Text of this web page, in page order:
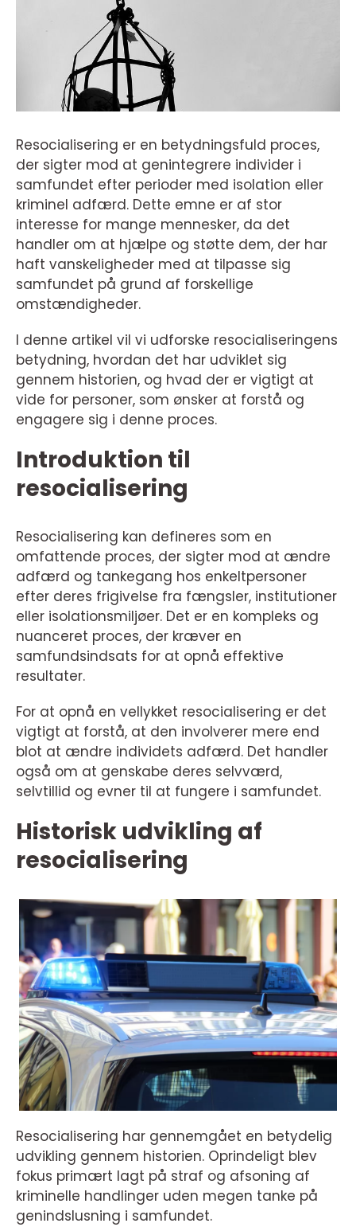
Resocialisering er en betydningsfuld proces,
der sigter mod at genintegrere individer i
samfundet efter perioder med isolation eller
kriminel adfærd. Dette emne er af stor
interesse for mange mennesker, da det
handler om at hjælpe og støtte dem, der har
haft vanskeligheder med at tilpasse sig
samfundet på grund af forskellige
omstændigheder.
I denne artikel vil vi udforske resocialiseringens
betydning, hvordan det har udviklet sig
gennem historien, og hvad der er vigtigt at
vide for personer, som ønsker at forstå og
engagere sig i denne proces.
Introduktion til
resocialisering
Resocialisering kan defineres som en
omfattende proces, der sigter mod at ændre
adfærd og tankegang hos enkeltpersoner
efter deres frigivelse fra fængsler, institutioner
eller isolationsmiljøer. Det er en kompleks og
nuanceret proces, der kræver en
samfundsindsats for at opnå effektive
resultater.
For at opnå en vellykket resocialisering er det
vigtigt at forstå, at den involverer mere end
blot at ændre individets adfærd. Det handler
også om at genskabe deres selvværd,
selvtillid og evner til at fungere i samfundet.
Historisk udvikling af
resocialisering
Resocialisering har gennemgået en betydelig
udvikling gennem historien. Oprindeligt blev
fokus primært lagt på straf og afsoning af
kriminelle handlinger uden megen tanke på
genindslusning i samfundet.